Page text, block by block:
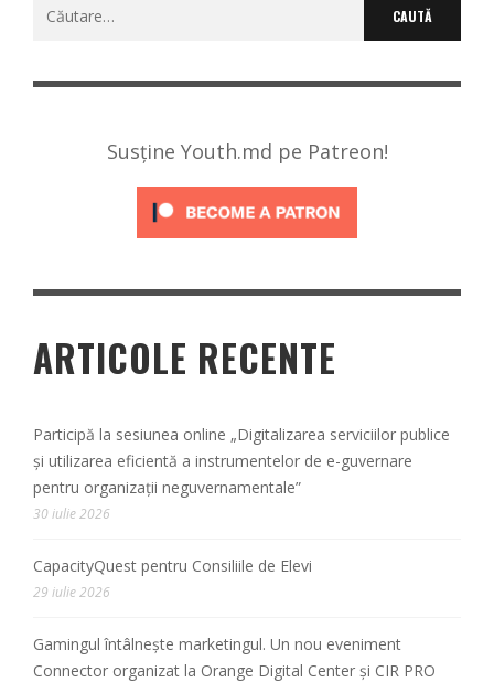
Caută
Susține Youth.md pe Patreon!
ARTICOLE RECENTE
Participă la sesiunea online „Digitalizarea serviciilor publice
și utilizarea eficientă a instrumentelor de e-guvernare
pentru organizații neguvernamentale”
30 iulie 2026
CapacityQuest pentru Consiliile de Elevi
29 iulie 2026
Gamingul întâlnește marketingul. Un nou eveniment
Connector organizat la Orange Digital Center și CIR PRO